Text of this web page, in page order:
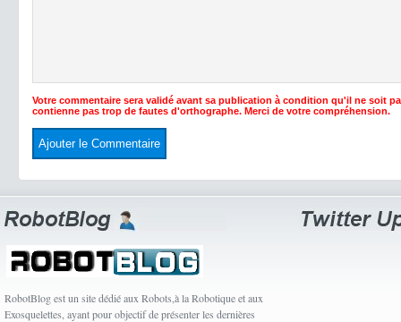
Votre commentaire sera validé avant sa publication à condition qu'il ne soit
contienne pas trop de fautes d'orthographe. Merci de votre compréhension.
RobotBlog est un site dédié aux Robots,à la Robotique et aux
Exosquelettes, ayant pour objectif de présenter les dernières